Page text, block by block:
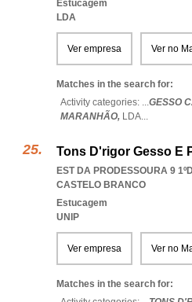
Estucagem
LDA
Ver empresa Ver no
Matches in the search for:
Activity categories: ...GESSO
MARANHÃO, LDA...
Tons D'rigor Gesso E
EST DA PRODESSOURA 9
CASTELO BRANCO
Estucagem
UNIP
Ver empresa Ver no
Matches in the search for: